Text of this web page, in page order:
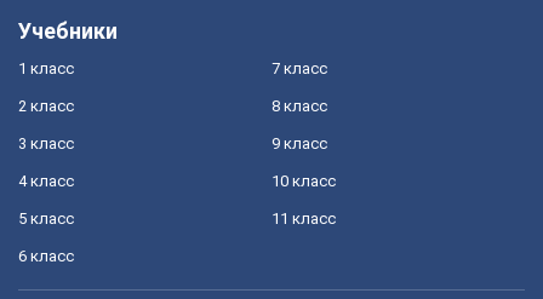
Учебники
1 класс
2 класс
3 класс
4 класс
5 класс
6 класс
7 класс
8 класс
9 класс
10 класс
11 класс